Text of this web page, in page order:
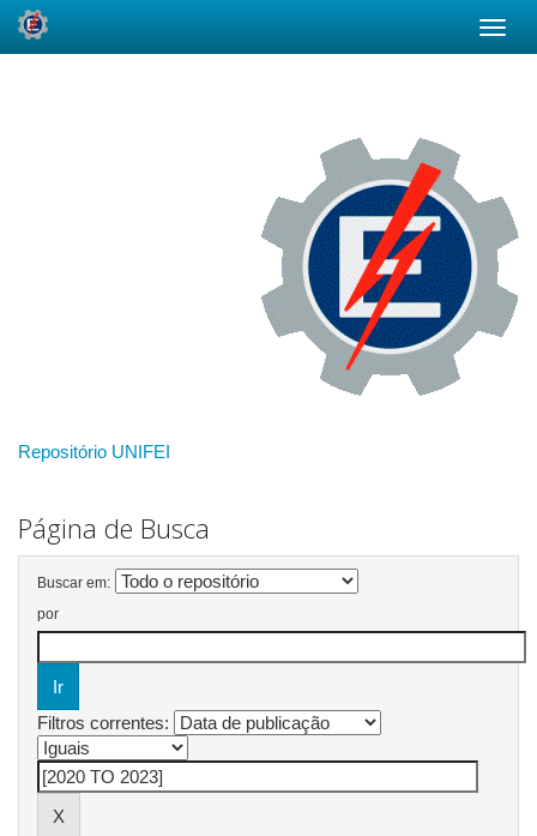
Repositório UNIFEI
Página de Busca
Buscar em:
por
Filtros correntes: